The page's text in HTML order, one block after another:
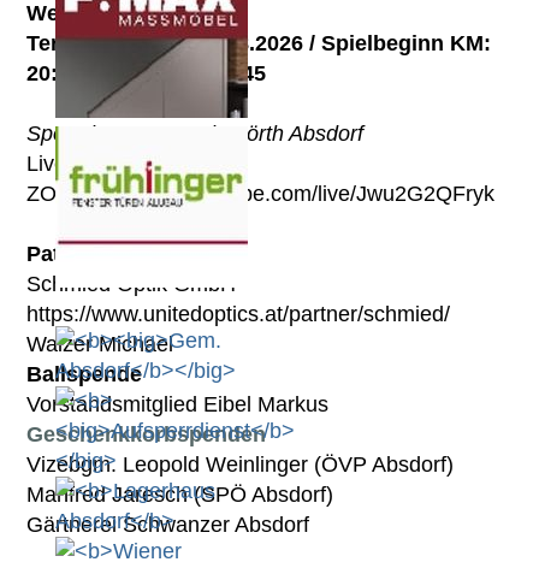
Weißenkirchen
Termin: Freitag, 07.08.2026 /Spielbeginn KM:
20:00 /
Reserven: 17:45
Sportplatz SV eTech Mörth Absdorf
Live auf
ZONE14:https://youtube.com/live/Jwu2G2QFryk
Patronanz
Schmied Optik GmbH
https://www.unitedoptics.at/partner/schmied/
Walzer Michael
Ballspende
Vorstandsmitglied Eibel Markus
Geschenkkorbspenden
Vizebgm. Leopold Weinlinger (ÖVP Absdorf)
Manfred Jaresch (SPÖ Absdorf)
Gärtnerei Schwanzer Absdorf